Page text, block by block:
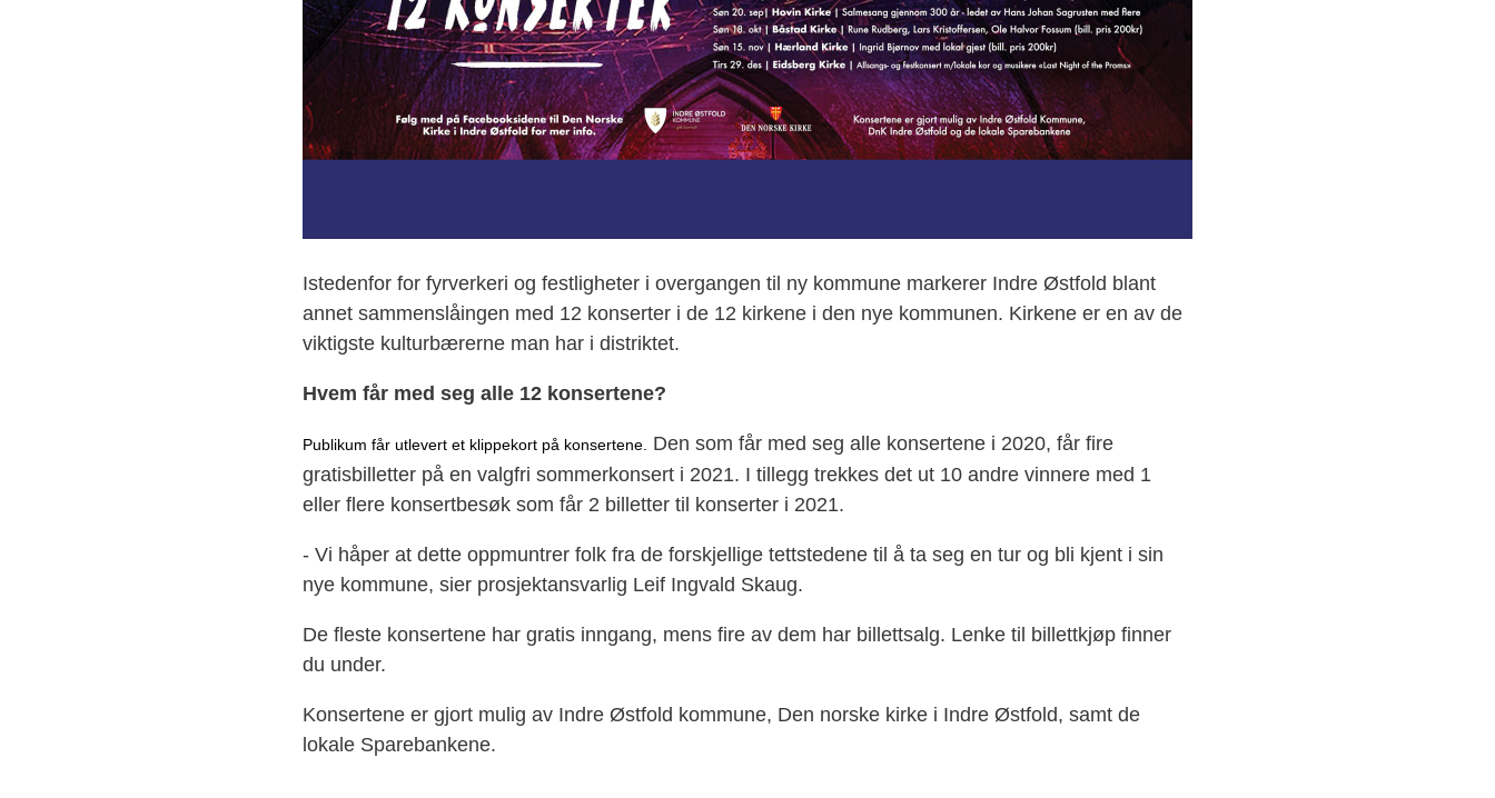
Istedenfor for fyrverkeri og festligheter i overgangen til ny kommune markerer Indre Østfold blant
annet sammenslåingen med 12 konserter i de 12 kirkene i den nye kommunen. Kirkene er en av de
viktigste kulturbærerne man har i distriktet.
Hvem får med seg alle 12 konsertene?
Publikum får utlevert et klippekort på konsertene.
Den som får med seg alle konsertene i 2020, får fire
gratisbilletter på en valgfri sommerkonsert i 2021. I tillegg trekkes det ut 10 andre vinnere med 1
eller flere konsertbesøk som får 2 billetter til konserter i 2021.
- Vi håper at dette oppmuntrer folk fra de forskjellige tettstedene til å ta seg en tur og bli kjent i sin
nye kommune, sier prosjektansvarlig Leif Ingvald Skaug.
De fleste konsertene har gratis inngang, mens fire av dem har billettsalg. Lenke til billettkjøp finner
du under.
Konsertene er gjort mulig av Indre Østfold kommune, Den norske kirke i Indre Østfold, samt de
lokale Sparebankene.